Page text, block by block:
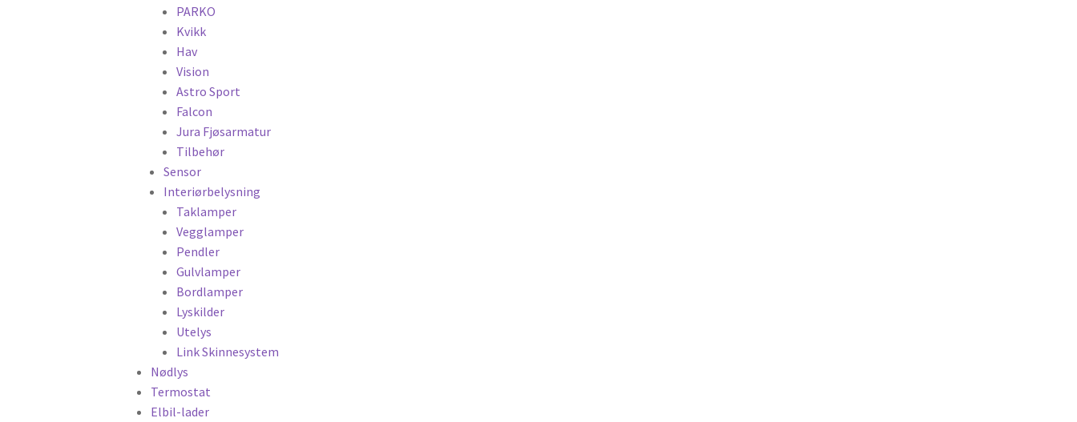
PARKO
Kvikk
Hav
Vision
Astro Sport
Falcon
Jura Fjøsarmatur
Tilbehør
Sensor
Interiørbelysning
Taklamper
Vegglamper
Pendler
Gulvlamper
Bordlamper
Lyskilder
Utelys
Link Skinnesystem
Nødlys
Termostat
Elbil-lader